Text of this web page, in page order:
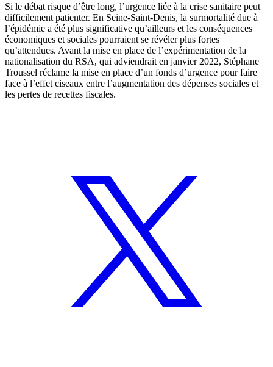
Si le débat risque d’être long, l’urgence liée à la crise sanitaire peut
difficilement patienter. En Seine-Saint-Denis, la surmortalité due à
l’épidémie a été plus significative qu’ailleurs et les conséquences
économiques et sociales pourraient se révéler plus fortes
qu’attendues. Avant la mise en place de l’expérimentation de la
nationalisation du RSA, qui adviendrait en janvier 2022, Stéphane
Troussel réclame la mise en place d’un fonds d’urgence pour faire
face à l’effet ciseaux entre l’augmentation des dépenses sociales et
les pertes de recettes fiscales.